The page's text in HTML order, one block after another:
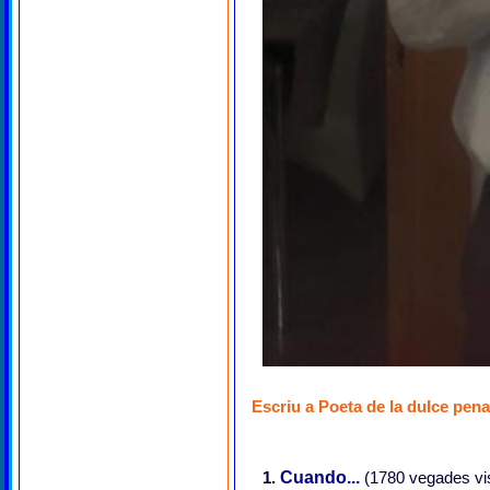
Escriu a Poeta de la dulce pena
1. Cuando... (1780 vegades